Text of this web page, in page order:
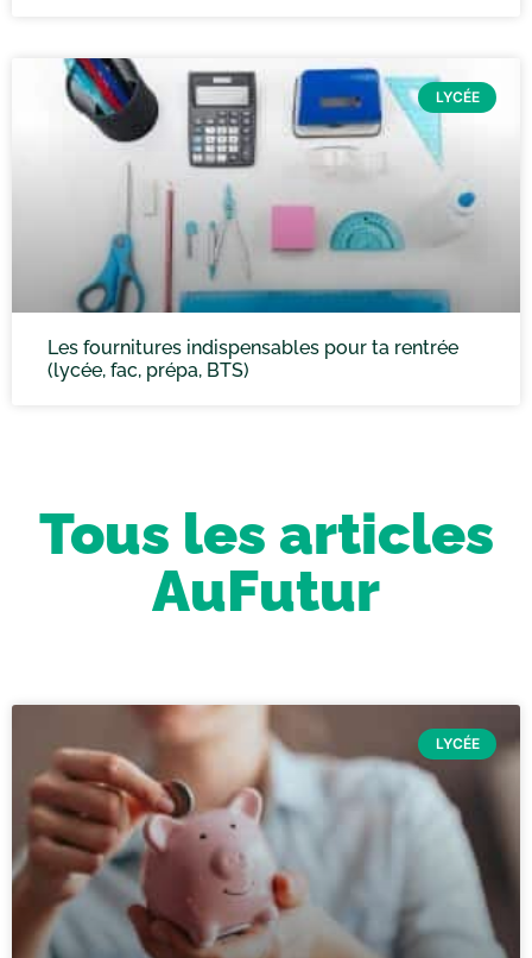
LYCÉE
Les fournitures indispensables pour ta rentrée
(lycée, fac, prépa, BTS)
Tous les articles
AuFutur
LYCÉE